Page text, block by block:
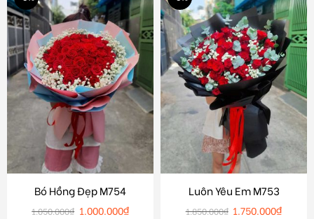
Bó Hồng Đẹp M754
1.050.000₫ 1.000.000₫
Luôn Yêu Em M753
1.850.000₫ 1.750.000₫